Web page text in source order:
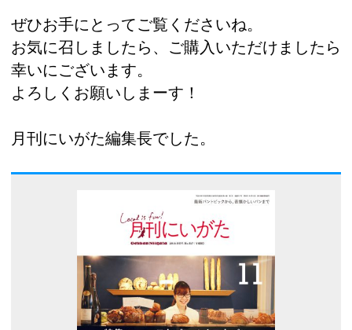
ぜひお手にとってご覧くださいね。
お気に召しましたら、ご購入いただけましたら
幸いにございます。
よろしくお願いしまーす！
月刊にいがた編集長でした。